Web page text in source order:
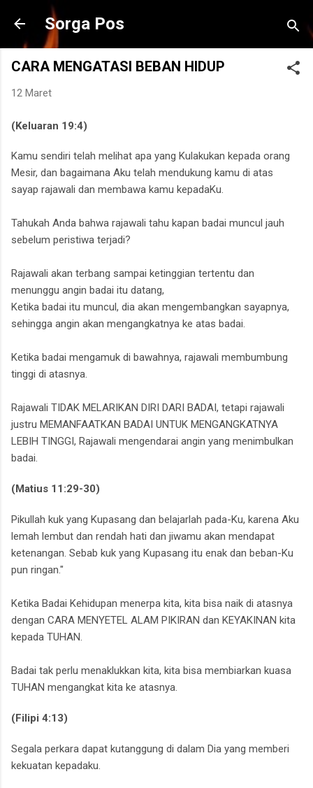
Langsung ke konten utama
Sorga Pos
CARA MENGATASI BEBAN HIDUP‎
12 Maret
(Keluaran 19:4)
Kamu sendiri telah melihat apa yang Kulakukan kepada orang
Mesir, dan bagaimana Aku telah mendukung kamu di atas
sayap rajawali dan membawa kamu kepadaKu.
Tahukah Anda ‎bahwa rajawali tahu kapan badai muncul jauh
sebelum peristiwa terjadi?
Rajawali akan terbang sampai ketinggian tertentu dan
menunggu angin badai itu datang,‎
Ketika badai itu muncul, ‎dia akan mengembangkan sayapnya,
‎sehingga angin akan mengangkatnya ke atas badai.
Ketika badai mengamuk di bawahnya, ‎ rajawali membumbung
tinggi di atasnya.
Rajawali TIDAK MELARIKAN DIRI DARI BADAI, tetapi rajawali
justru MEMANFAATKAN BADAI UNTUK MENGANGKATNYA
LEBIH TINGGI,‎ Rajawali mengendarai angin yang menimbulkan
badai.
(Matius 11:29-30)
Pikullah kuk yang Kupasang dan belajarlah pada-Ku, karena Aku
lemah lembut dan rendah hati dan jiwamu akan mendapat
ketenangan. Sebab kuk yang Kupasang itu enak dan beban-Ku
pun ringan."
Ketika Badai Kehidupan menerpa kita, kita bisa naik di atasnya
dengan CARA MENYETEL ALAM PIKIRAN dan KEYAKINAN kita
kepada TUHAN.
Badai tak perlu menaklukkan kita, kita bisa membiarkan kuasa
TUHAN mengangkat kita ke atasnya.
(Filipi 4:13)
Segala perkara dapat kutanggung di dalam Dia yang memberi
kekuatan kepadaku.